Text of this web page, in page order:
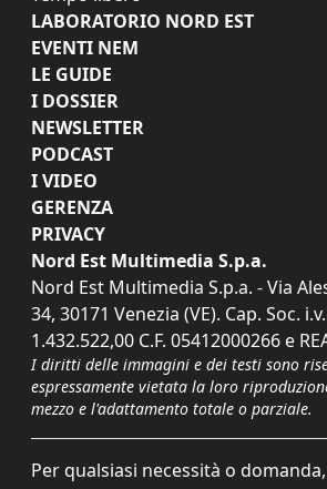
LABORATORIO NORD EST
EVENTI NEM
LE GUIDE
I DOSSIER
NEWSLETTER
PODCAST
I VIDEO
GERENZA
PRIVACY
Nord Est Multimedia S.p.a.
Nord Est Multimedia S.p.a. - Via
34, 30171 Venezia (VE). Cap. Soc.
1.432.522,00 C.F. 05412000266 e
I diritti delle immagini e dei testi sono
espressamente vietata la loro
mezzo e l'adattamento totale o parziale.
Per qualsiasi necessità o